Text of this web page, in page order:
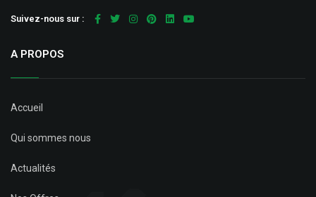
Suivez-nous sur :
A PROPOS
Accueil
Qui sommes nous
Actualités